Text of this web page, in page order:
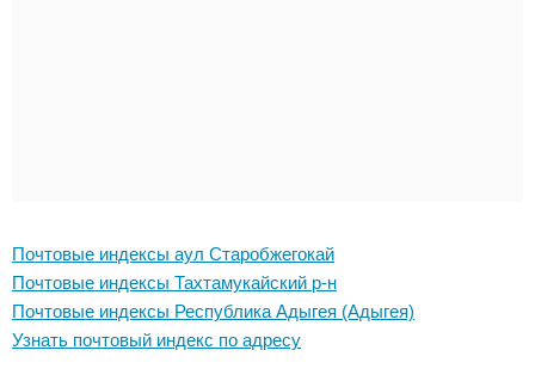
Почтовые индексы аул Старобжегокай
Почтовые индексы Тахтамукайский р-н
Почтовые индексы Республика Адыгея (Адыгея)
Узнать почтовый индекс по адресу